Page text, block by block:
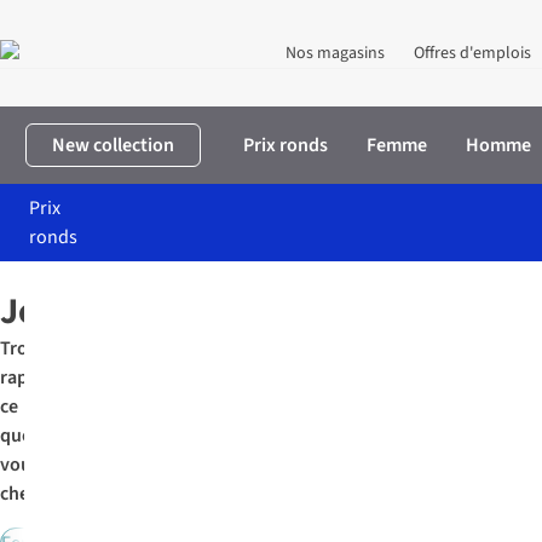
Nos magasins Offres d'emplois
New collection Prix ronds Femme Homme
Prix
ronds
Jeans
Trouvez
rapidement
ce
que
vous
cherchez: